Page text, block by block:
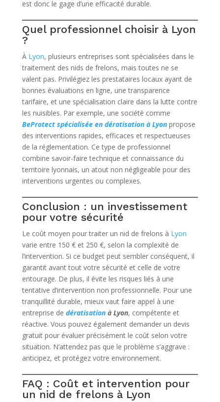
est donc le gage d’une efficacité durable.
Quel professionnel choisir à Lyon
?
À Lyon, plusieurs entreprises sont spécialisées dans le
traitement des nids de frelons, mais toutes ne se
valent pas. Privilégiez les prestataires locaux ayant de
bonnes évaluations en ligne, une transparence
tarifaire, et une spécialisation claire dans la lutte contre
les nuisibles. Par exemple, une société comme
BeProtect spécialisée en dératisation à Lyonpropose
des interventions rapides, efficaces et respectueuses
de la réglementation. Ce type de professionnel
combine savoir-faire technique et connaissance du
territoire lyonnais, un atout non négligeable pour des
interventions urgentes ou complexes.
Conclusion : un investissement
pour votre sécurité
Le coût moyen pour traiter un nid de frelons à Lyon
varie entre 150 € et 250 €, selon la complexité de
l’intervention. Si ce budget peut sembler conséquent, il
garantit avant tout votre sécurité et celle de votre
entourage. De plus, il évite les risques liés à une
tentative d’intervention non professionnelle. Pour une
tranquillité durable, mieux vaut faire appel à une
entreprise de dératisationà Lyon, compétente et
réactive. Vous pouvez également demander un devis
gratuit pour évaluer précisément le coût selon votre
situation. N’attendez pas que le problème s’aggrave :
anticipez, et protégez votre environnement.
FAQ : Coût et intervention pour
un nid de frelons à Lyon